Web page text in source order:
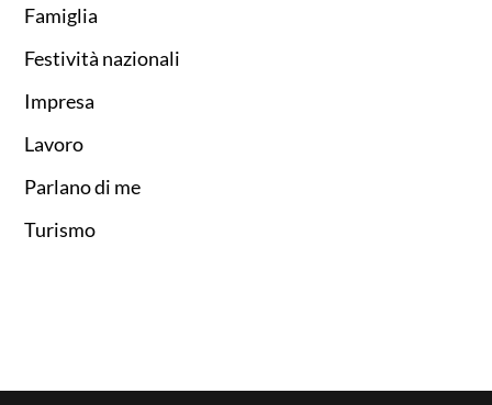
Famiglia
Festività nazionali
Impresa
Lavoro
Parlano di me
Turismo